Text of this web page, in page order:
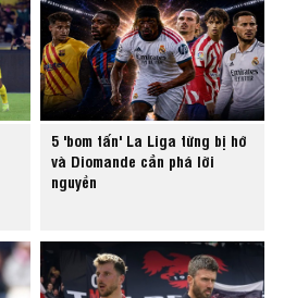
5 'bom tấn' La Liga từng bị hớ
và Diomande cần phá lời
nguyền